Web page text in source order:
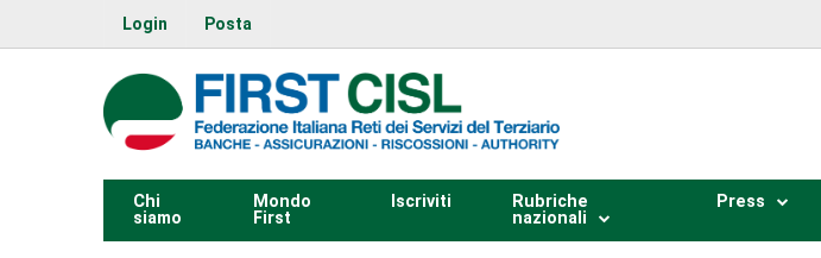
Login Posta
Chi
siamo
Mondo
First
Iscriviti
Rubriche
nazionali
Press